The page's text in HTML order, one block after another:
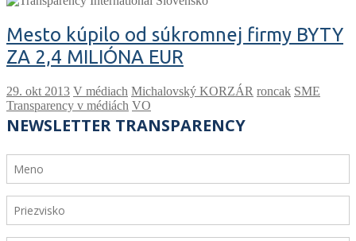
Mesto kúpilo od súkromnej firmy BYTY
ZA 2,4 MILIÓNA EUR
V médiach Michalovský KORZÁR roncak SME
Transparency v médiách VO